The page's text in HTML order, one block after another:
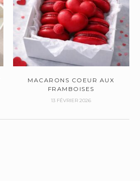
MACARONS COEUR AUX
FRAMBOISES
13 FÉVRIER 2026